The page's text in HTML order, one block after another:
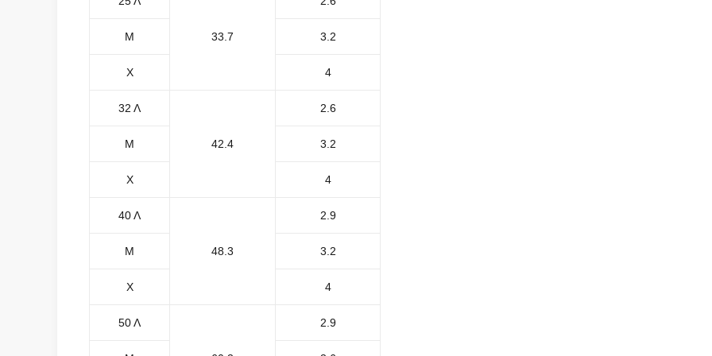
33.7
Μ 3.2
Χ 4
32 Λ
42.4
2.6
Μ 3.2
Χ 4
40 Λ
48.3
2.9
Μ 3.2
Χ 4
50 Λ 2.9